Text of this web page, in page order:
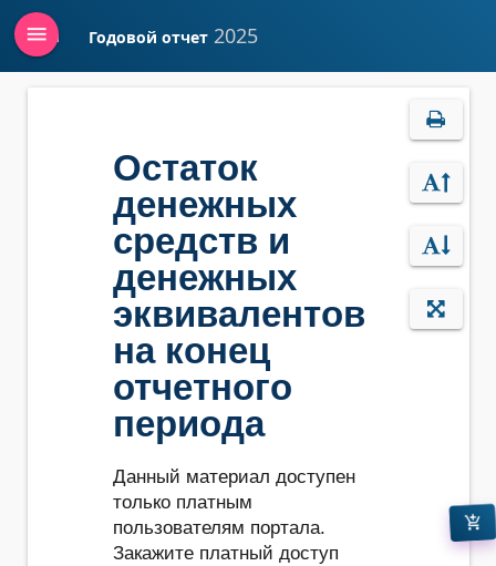
Войти Годовой отчет 2025
menu
Остаток
денежных
средств и
денежных
эквивалентов
на конец
отчетного
периода
Данный материал доступен
только платным
пользователям портала.
Закажите платный доступ
add_shopping_cart